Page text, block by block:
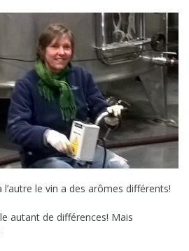
l’autre le vin a des arômes différents!
autant de différences! Mais